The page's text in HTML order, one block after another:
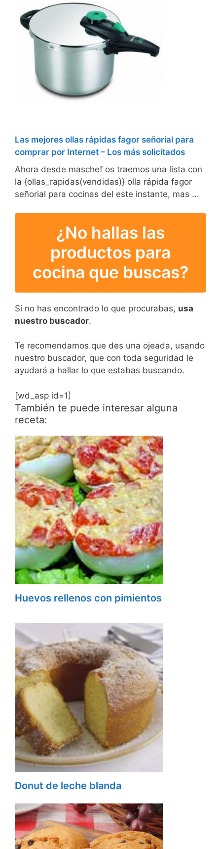
Las mejores ollas rápidas fagor señorial para
comprar por Internet – Los más solicitados
Ahora desde maschef os traemos una lista con
la {ollas_rapidas(vendidas)} olla rápida fagor
señorial para cocinas del este instante, mas ...
¿No hallas las
productos para
cocina que buscas?
Si no has encontrado lo que procurabas, usa
nuestro buscador.
Te recomendamos que des una ojeada, usando
nuestro buscador, que con toda seguridad le
ayudará a hallar lo que estabas buscando.
[wd_asp id=1]
También te puede interesar alguna
receta:
Huevos rellenos con pimientos
Donut de leche blanda